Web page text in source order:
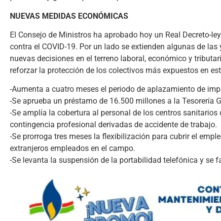
NUEVAS MEDIDAS ECONÓMICAS
El Consejo de Ministros ha aprobado hoy un Real Decreto-
contra el COVID-19. Por un lado se extienden algunas de
nuevas decisiones en el terreno laboral, económico y
reforzar la protección de los colectivos más expuestos en
-Aumenta a cuatro meses el periodo de aplazamiento de
-Se aprueba un préstamo de 16.500 millones a la
-Se amplía la cobertura al personal de los centros
contingencia profesional derivadas de accidente de trabajo.
-Se prorroga tres meses la flexibilización para cubrir el
extranjeros empleados en el campo.
-Se levanta la suspensión de la portabilidad telefónica y se